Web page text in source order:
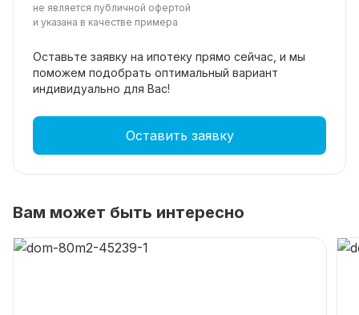
не является публичной офертой
и указана в качестве примера
Оставьте заявку на ипотеку прямо сейчас, и мы
поможем подобрать оптимальный вариант
индивидуально для Вас!
Оставить заявку
Вам может быть интересно